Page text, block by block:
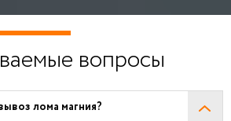
вопросы
лома магния?